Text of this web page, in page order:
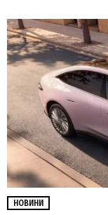
НОВИНИ